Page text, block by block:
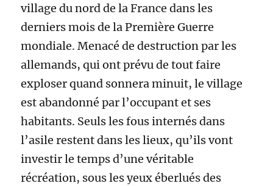
village du nord de la France dans les
derniers mois de la Première Guerre
mondiale. Menacé de destruction par les
allemands, qui ont prévu de tout faire
exploser quand sonnera minuit, le village
est abandonné par l’occupant et ses
habitants. Seuls les fous internés dans
l’asile restent dans les lieux, qu’ils vont
investir le temps d’une véritable
récréation, sous les yeux éberlués des